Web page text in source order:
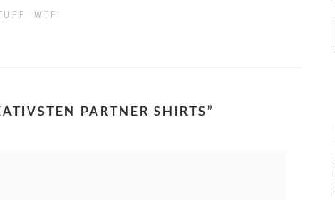
WTF
PARTNER SHIRTS”